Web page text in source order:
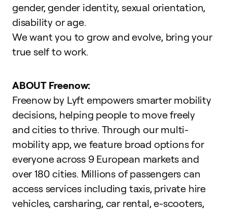
gender, gender identity, sexual orientation,
disability or age.
We want you to grow and evolve, bring your
true self to work.
ABOUT Freenow:
Freenow by Lyft empowers smarter mobility
decisions, helping people to move freely
and cities to thrive. Through our multi-
mobility app, we feature broad options for
everyone across 9 European markets and
over 180 cities. Millions of passengers can
access services including taxis, private hire
vehicles, carsharing, car rental, e-scooters,